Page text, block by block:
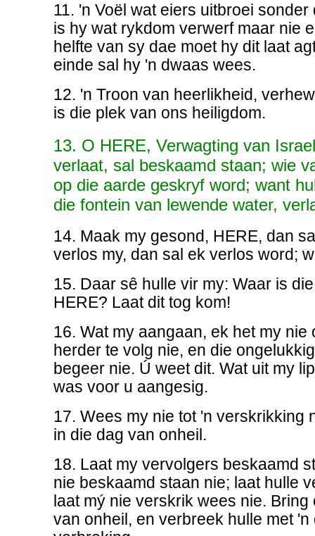
11. 'n Voël wat eiers uitbroei sonder
is hy wat rykdom verwerf maar nie
helfte van sy dae moet hy dit laat
einde sal hy 'n dwaas wees.
12. 'n Troon van heerlikheid,
is die plek van ons heiligdom.
13. O HERE, Verwagting van
verlaat, sal beskaamd staan; wie
op die aarde geskryf word; want
die fontein van lewende water,
14. Maak my gesond, HERE, dan
verlos my, dan sal ek verlos word;
15. Daar sê hulle vir my: Waar is
HERE? Laat dit tog kom!
16. Wat my aangaan, ek het my nie
herder te volg nie, en die
begeer nie. Ú weet dit. Wat uit my
was voor u aangesig.
17. Wees my nie tot 'n verskrikking
in die dag van onheil.
18. Laat my vervolgers beskaamd
nie beskaamd staan nie; laat hulle
laat mý nie verskrik wees nie.
van onheil, en verbreek hulle met 'n